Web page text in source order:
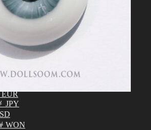
WON
JPY
EUR
JPY
WON